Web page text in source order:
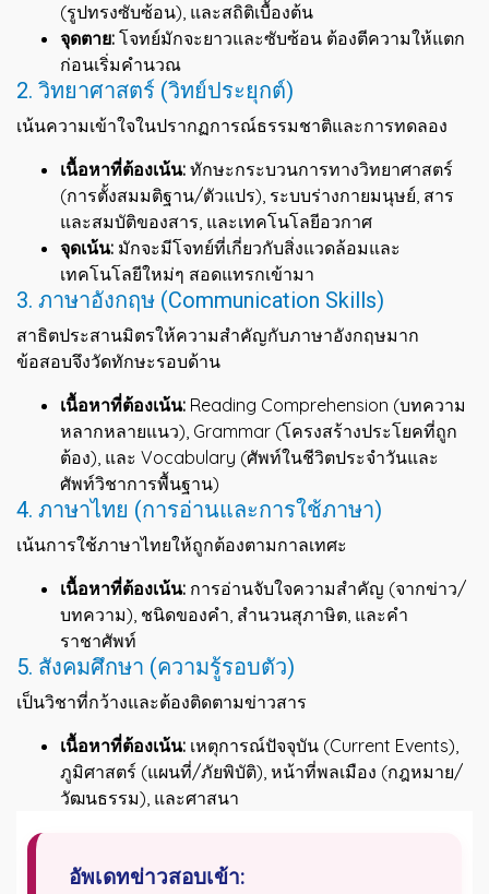
(รูปทรงซับซ้อน), และสถิติเบื้องต้น
จุดตาย: โจทย์มักจะยาวและซับซ้อน ต้องตีความให้แตก
ก่อนเริ่มคำนวณ
2. วิทยาศาสตร์ (วิทย์ประยุกต์)
เน้นความเข้าใจในปรากฏการณ์ธรรมชาติและการทดลอง
เนื้อหาที่ต้องเน้น: ทักษะกระบวนการทางวิทยาศาสตร์
(การตั้งสมมติฐาน/ตัวแปร), ระบบร่างกายมนุษย์, สาร
และสมบัติของสาร, และเทคโนโลยีอวกาศ
จุดเน้น: มักจะมีโจทย์ที่เกี่ยวกับสิ่งแวดล้อมและ
เทคโนโลยีใหม่ๆ สอดแทรกเข้ามา
3. ภาษาอังกฤษ (Communication Skills)
สาธิตประสานมิตรให้ความสำคัญกับภาษาอังกฤษมาก
ข้อสอบจึงวัดทักษะรอบด้าน
เนื้อหาที่ต้องเน้น: Reading Comprehension (บทความ
หลากหลายแนว), Grammar (โครงสร้างประโยคที่ถูก
ต้อง), และ Vocabulary (ศัพท์ในชีวิตประจำวันและ
ศัพท์วิชาการพื้นฐาน)
4. ภาษาไทย (การอ่านและการใช้ภาษา)
เน้นการใช้ภาษาไทยให้ถูกต้องตามกาลเทศะ
เนื้อหาที่ต้องเน้น: การอ่านจับใจความสำคัญ (จากข่าว/
บทความ), ชนิดของคำ, สำนวนสุภาษิต, และคำ
ราชาศัพท์
5. สังคมศึกษา (ความรู้รอบตัว)
เป็นวิชาที่กว้างและต้องติดตามข่าวสาร
เนื้อหาที่ต้องเน้น: เหตุการณ์ปัจจุบัน (Current Events),
ภูมิศาสตร์ (แผนที่/ภัยพิบัติ), หน้าที่พลเมือง (กฎหมาย/
วัฒนธรรม), และศาสนา
อัพเดทข่าวสอบเข้า: